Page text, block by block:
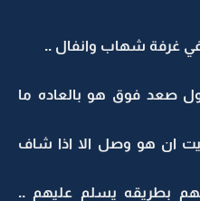
غرفة شهاب وانفال ..
صعد فوق هو بالعاده ما
ان هو وصل الا اذا شاف
بطريقه يسلم عليهم ..